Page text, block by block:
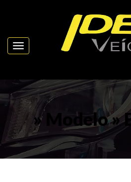
Toggle navigation
» Modelo »